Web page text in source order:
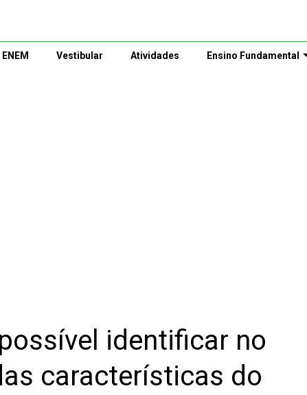
ENEM Vestibular Atividades Ensino Fundamental
identificar no
características do